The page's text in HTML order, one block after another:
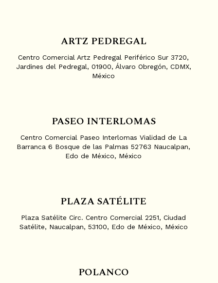
ARTZ PEDREGAL
Centro Comercial Artz Pedregal Periférico Sur 3720,
Jardines del Pedregal, 01900, Álvaro Obregón, CDMX,
México
PASEO INTERLOMAS
Centro Comercial Paseo Interlomas Vialidad de La
Barranca 6 Bosque de las Palmas 52763 Naucalpan,
Edo de México, México
PLAZA SATÉLITE
Plaza Satélite Circ. Centro Comercial 2251, Ciudad
Satélite, Naucalpan, 53100, Edo de México, México
POLANCO